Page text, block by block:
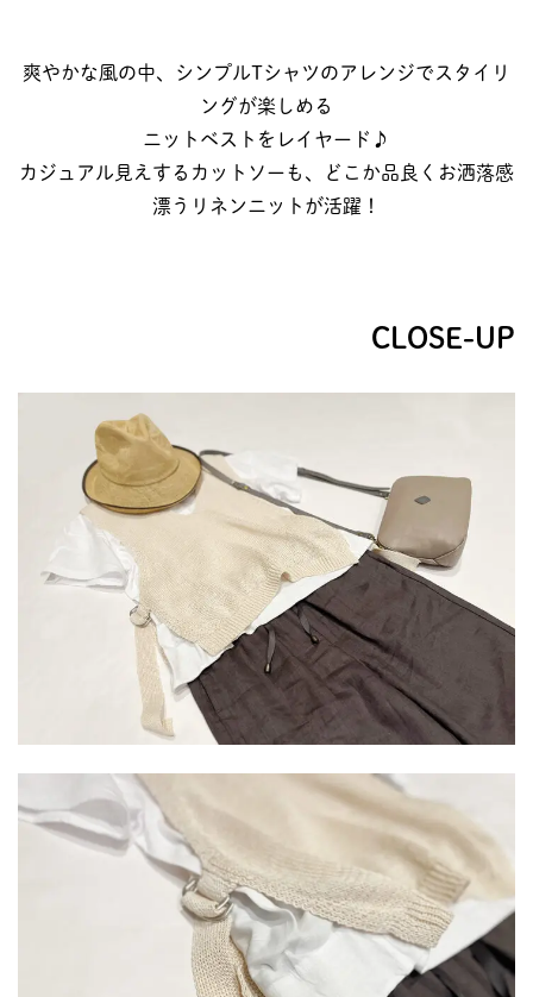
爽やかな風の中、シンプルTシャツのアレンジでスタイリ
ングが楽しめる
ニットベストをレイヤード♪
カジュアル見えするカットソーも、どこか品良くお洒落感
漂うリネンニットが活躍！
CLOSE-UP